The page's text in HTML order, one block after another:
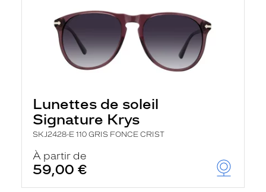
Lunettes de soleil
Signature Krys
SKJ2428-E 110 GRIS FONCE CRIST
À partir de
59,00 €